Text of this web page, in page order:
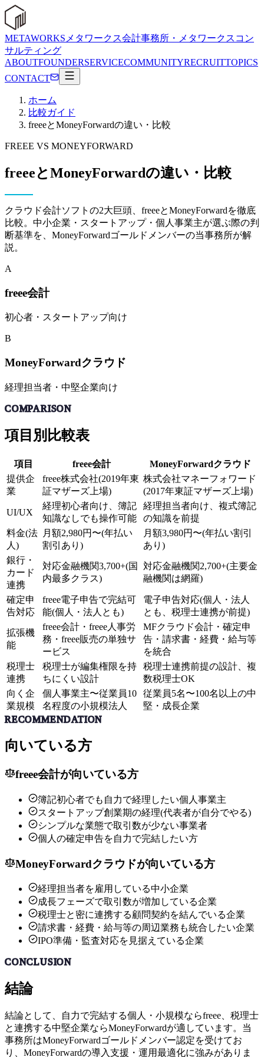
METAWORKS メタワークス会計事務所・メタワークスコン
サルティング
ABOUTFOUNDERSERVICECOMMUNITYRECRUITTOPICS
CONTACT
ホーム
比較ガイド
freeeとMoneyForwardの違い・比較
FREEE VS MONEYFORWARD
freeeとMoneyForwardの違い・比較
クラウド会計ソフトの2大巨頭、freeeとMoneyForwardを徹底
比較。中小企業・スタートアップ・個人事業主が選ぶ際の判
断基準を、MoneyForwardゴールドメンバーの当事務所が解
説。
A
freee会計
初心者・スタートアップ向け
B
MoneyForwardクラウド
経理担当者・中堅企業向け
COMPARISON
項目別比較表
項目 freee会計
MoneyForwardクラウド
提供企
業
freee株式会社(2019年東
証マザーズ上場)
株式会社マネーフォワード
(2017年東証マザーズ上場)
UI/UX
経理初心者向け、簿記
知識なしでも操作可能
経理担当者向け、複式簿記
の知識を前提
料金(法
人)
月額2,980円〜(年払い
割引あり)
月額3,980円〜(年払い割引
あり)
銀行・
カード
連携
対応金融機関3,700+(国
内最多クラス)
対応金融機関2,700+(主要金
融機関は網羅)
確定申
告対応
freee電子申告で完結可
能(個人・法人とも)
電子申告対応(個人・法人
とも、税理士連携が前提)
拡張機
能
freee会計・freee人事労
務・freee販売の単独サ
ービス
MFクラウド会計・確定申
告・請求書・経費・給与等
を統合
税理士
連携
税理士が編集権限を持
ちにくい設計
税理士連携前提の設計、複
数税理士OK
向く企
業規模
個人事業主〜従業員10
名程度の小規模法人
従業員5名〜100名以上の中
堅・成長企業
RECOMMENDATION
向いている方
freee会計が向いている方
簿記初心者でも自力で経理したい個人事業主
スタートアップ創業期の経理(代表者が自分でやる)
シンプルな業態で取引数が少ない事業者
個人の確定申告を自力で完結したい方
MoneyForwardクラウドが向いている方
経理担当者を雇用している中小企業
成長フェーズで取引数が増加している企業
税理士と密に連携する顧問契約を結んでいる企業
請求書・経費・給与等の周辺業務も統合したい企業
IPO準備・監査対応を見据えている企業
CONCLUSION
結論
結論として、自力で完結する個人・小規模ならfreee、税理士
と連携する中堅企業ならMoneyForwardが適しています。当
事務所はMoneyForwardゴールドメンバー認定を受けてお
り、MoneyForwardの導入支援・運用最適化に強みがありま